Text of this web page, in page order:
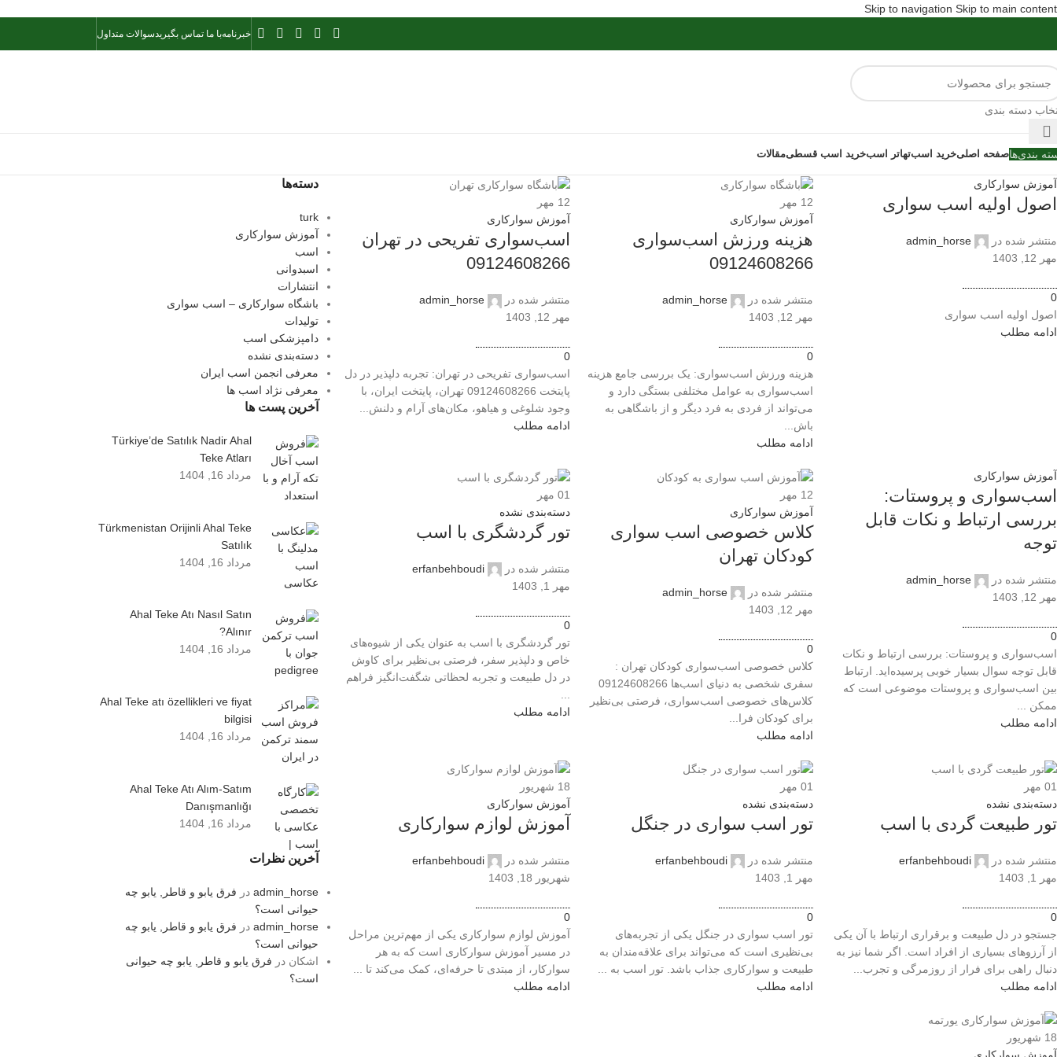
Skip to navigation Skip to main content
خبرنامهبا ما تماس بگیریدسوالات متداول
دسته بندی
بندی‌هاصفحه اصلیخرید اسبتهاتر اسبخرید اسب قسطیمقالات
آموزش سوارکاری
اصول اولیه اسب سواری
منتشر شده در
admin_horse
مهر 12, 1403
0
اصول اولیه اسب سواری
ادامه مطلب
12 مهر
آموزش سوارکاری
هزینه ورزش اسب‌سواری
09124608266
منتشر شده در
admin_horse
مهر 12, 1403
0
هزینه ورزش اسب‌سواری: یک بررسی جامع هزینه
اسب‌سواری به عوامل مختلفی بستگی دارد و
می‌تواند از فردی به فرد دیگر و از باشگاهی به
باش...
ادامه مطلب
12 مهر
آموزش سوارکاری
اسب‌سواری تفریحی در تهران
09124608266
منتشر شده در
admin_horse
مهر 12, 1403
0
اسب‌سواری تفریحی در تهران: تجربه دلپذیر در دل
پایتخت 09124608266 تهران، پایتخت ایران، با
وجود شلوغی و هیاهو، مکان‌های آرام و دلنش...
ادامه مطلب
آموزش سوارکاری
اسب‌سواری و پروستات:
بررسی ارتباط و نکات قابل
توجه
منتشر شده در
admin_horse
مهر 12, 1403
0
اسب‌سواری و پروستات: بررسی ارتباط و نکات
قابل توجه سوال بسیار خوبی پرسیده‌اید. ارتباط
بین اسب‌سواری و پروستات موضوعی است که
ممکن ...
ادامه مطلب
12 مهر
آموزش سوارکاری
کلاس خصوصی اسب سواری
کودکان تهران
منتشر شده در
admin_horse
مهر 12, 1403
0
کلاس خصوصی اسب‌سواری کودکان تهران :
سفری شخصی به دنیای اسب‌ها 09124608266
کلاس‌های خصوصی اسب‌سواری، فرصتی بی‌نظیر
برای کودکان فرا...
ادامه مطلب
01 مهر
دسته‌بندی نشده
تور گردشگری با اسب
منتشر شده در
erfanbehboudi
مهر 1, 1403
0
تور گردشگری با اسب به عنوان یکی از شیوه‌های
خاص و دلپذیر سفر، فرصتی بی‌نظیر برای کاوش
در دل طبیعت و تجربه لحظاتی شگفت‌انگیز فراهم
ادامه مطلب
01 مهر
دسته‌بندی نشده
تور طبیعت گردی با اسب
منتشر شده در
erfanbehboudi
مهر 1, 1403
0
جستجو در دل طبیعت و برقراری ارتباط با آن یکی
از آرزوهای بسیاری از افراد است. اگر شما نیز به
دنبال راهی برای فرار از روزمرگی و تجرب...
ادامه مطلب
01 مهر
دسته‌بندی نشده
تور اسب سواری در جنگل
منتشر شده در
erfanbehboudi
مهر 1, 1403
0
تور اسب سواری در جنگل یکی از تجربه‌های
بی‌نظیری است که می‌تواند برای علاقه‌مندان به
طبیعت و سوارکاری جذاب باشد. تور اسب به ...
ادامه مطلب
18 شهریور
آموزش سوارکاری
آموزش لوازم سوارکاری
منتشر شده در
erfanbehboudi
شهریور 18, 1403
0
آموزش لوازم سوارکاری یکی از مهم‌ترین مراحل
در مسیر آموزش سوارکاری است که به هر
سوارکار، از مبتدی تا حرفه‌ای، کمک می‌کند تا ...
ادامه مطلب
18 شهریور
دسته‌ها
turk
آموزش سوارکاری
اسب
اسبدوانی
انتشارات
باشگاه سوارکاری – اسب سواری
تولیدات
دامپزشکی اسب
دسته‌بندی نشده
معرفی انجمن اسب ایران
معرفی نژاد اسب ها
آخرین پست ها
Türkiye’de Satılık Nadir Ahal
Teke Atları
مرداد 16, 1404
Türkmenistan Orijinli Ahal Teke
Satılık
مرداد 16, 1404
Ahal Teke Atı Nasıl Satın
Alınır?
مرداد 16, 1404
Ahal Teke atı özellikleri ve fiyat
bilgisi
مرداد 16, 1404
Ahal Teke Atı Alım-Satım
Danışmanlığı
مرداد 16, 1404
آخرین نظرات
admin_horseدر فرق یابو و قاطر, یابو چه
حیوانی است؟
admin_horseدر فرق یابو و قاطر, یابو چه
حیوانی است؟
اشکان در فرق یابو و قاطر, یابو چه حیوانی
است؟